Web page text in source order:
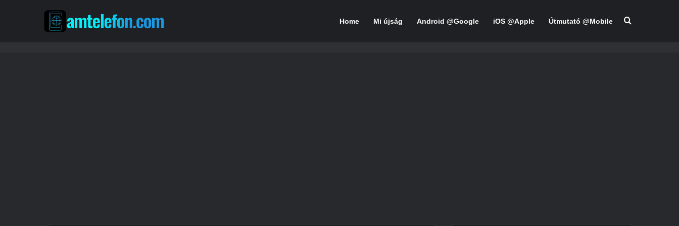
Home Mi újság Android @Google iOS @Apple Útmutató @Mobile